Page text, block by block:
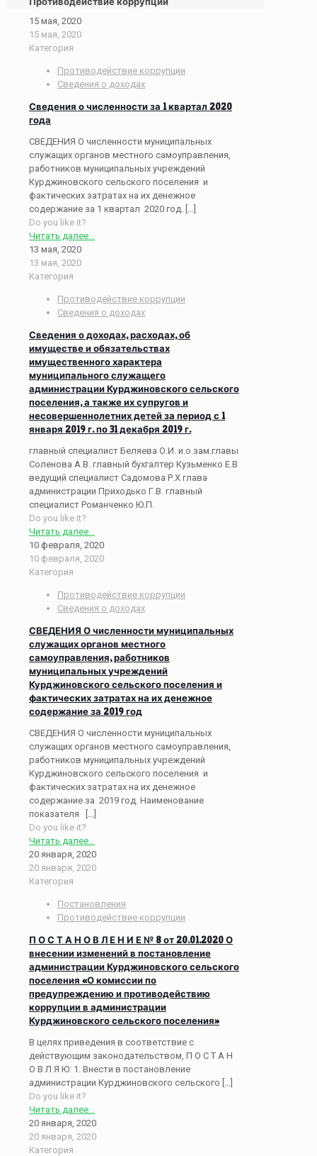
15 мая, 2020
15 мая, 2020
Категория
Противодействие коррупции
Сведения о доходах
Сведения о численности за 1 квартал 2020
года
СВЕДЕНИЯ О численности муниципальных
служащих органов местного самоуправления,
работников муниципальных учреждений
Курджиновского сельского поселения и
фактических затратах на их денежное
содержание за 1 квартал 2020 год. […]
Do you like it?
Читать далее...
13 мая, 2020
13 мая, 2020
Категория
Противодействие коррупции
Сведения о доходах
Сведения о доходах, расходах, об
имуществе и обязательствах
имущественного характера
муниципального служащего
администрации Курджиновского сельского
поселения, а также их супругов и
несовершеннолетних детей за период с 1
января 2019 г. по 31 декабря 2019 г.
главный специалист Беляева О.И. и.о.зам.главы
Соленова А.В. главный бухгалтер Кузьменко Е.В
ведущий специалист Садомова Р.Х глава
администрации Приходько Г.В. главный
специалист Романченко Ю.П.
Do you like it?
Читать далее...
10 февраля, 2020
10 февраля, 2020
Категория
Противодействие коррупции
Сведения о доходах
СВЕДЕНИЯ О численности муниципальных
служащих органов местного
самоуправления, работников
муниципальных учреждений
Курджиновского сельского поселения и
фактических затратах на их денежное
содержание за 2019 год
СВЕДЕНИЯ О численности муниципальных
служащих органов местного самоуправления,
работников муниципальных учреждений
Курджиновского сельского поселения и
фактических затратах на их денежное
содержание за 2019 год. Наименование
показателя
Do you like it?
Читать далее...
20 января, 2020
20 января, 2020
Категория
Постановления
Противодействие коррупции
П О С Т А Н О В Л Е Н И Е № 8 от 20.01.2020 О
внесении изменений в постановление
администрации Курджиновского сельского
поселения «О комиссии по
предупреждению и противодействию
коррупции в администрации
Курджиновского сельского поселения»
В целях приведения в соответствие с
действующим законодательством, П О С Т А Н
О В Л Я Ю: 1. Внести в постановление
администрации Курджиновского сельского […]
Do you like it?
Читать далее...
20 января, 2020
20 января, 2020
Категория